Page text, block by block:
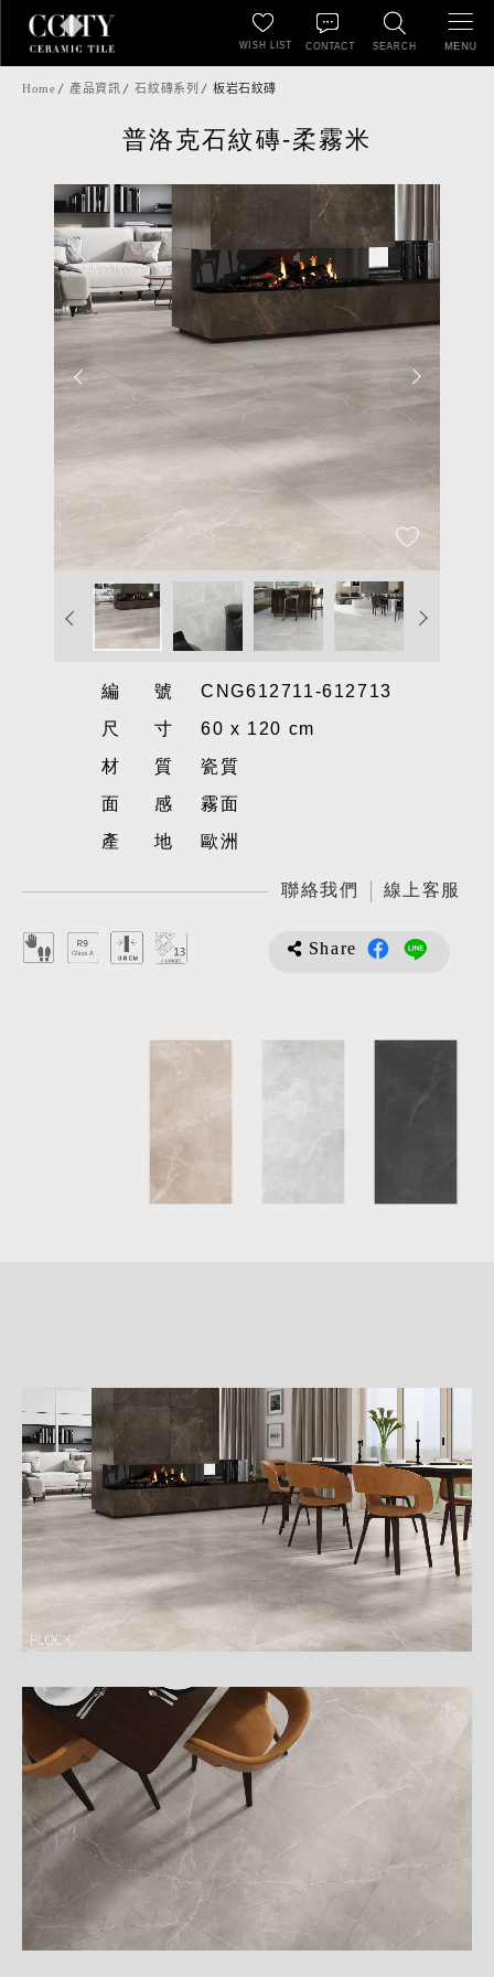
SEARCH
WISH LIST CONTACT MENU
Home 產品資訊 石紋磚系列 板岩石紋磚
普洛克石紋磚-柔霧米
編號CNG612711-612713
尺寸60 x 120 cm
材質瓷質
面感霧面
產地歐洲
聯絡我們 線上客服
Share
介
紹